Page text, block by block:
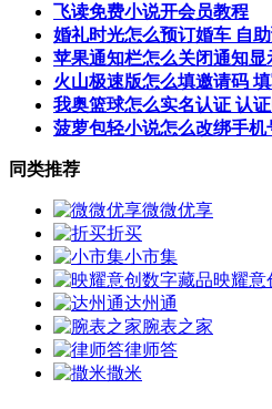
飞读免费小说开会员教程
婚礼时光怎么预订婚车 自
苹果通知栏怎么关闭通知显
火山极速版怎么填邀请码
我奥篮球怎么实名认证 认
菠萝包轻小说怎么改绑手
同类推荐
微微优享
折买
小市集
映耀意
达州通
腕表之家
律师答
撒米